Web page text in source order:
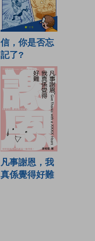
信，你是否忘
記了?
凡事謝恩，我
真係覺得好難